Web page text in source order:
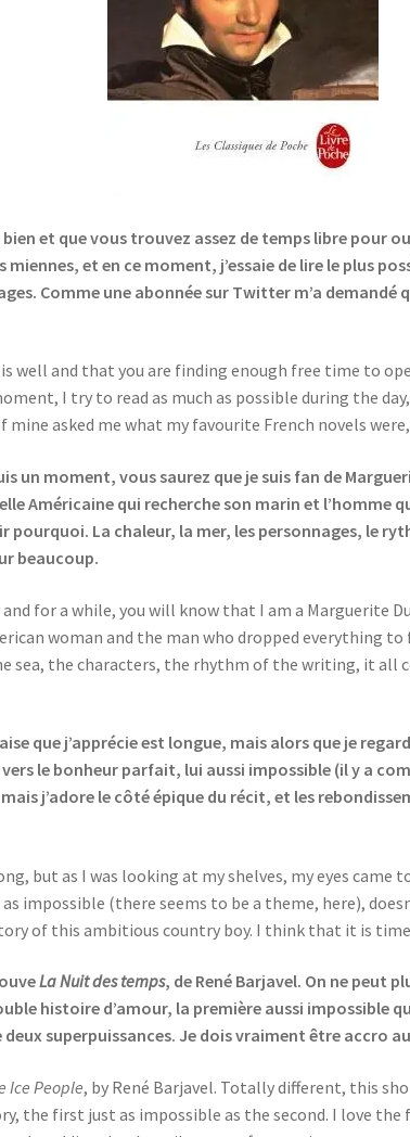
et que vous trouvez assez de temps libre pour
et en ce moment, j’essaie de lire le plus
Comme une abonnée sur Twitter m’a demandé
well and that you are finding enough free time to
I try to read as much as possible during the
asked me what my favourite French novels
un moment, vous saurez que je suis fan de
Américaine qui recherche son marin et l’homme
pourquoi. La chaleur, la mer, les personnages, le
beaucoup.
for a while, you will know that I am a Marguerite
woman and the man who dropped everything
sea, the characters, the rhythm of the writing, it all
que j’apprécie est longue, mais alors que je
le bonheur parfait, lui aussi impossible (il y a
j’adore le côté épique du récit, et les
but as I was looking at my shelves, my eyes came
impossible (there seems to be a theme, here),
of this ambitious country boy. I think that it is
La Nuit des temps, de René Barjavel. On ne peut
histoire d’amour, la première aussi impossible
superpuissances. Je dois vraiment être accro
Ice People, by René Barjavel. Totally different, this
the first just as impossible as the second. I love